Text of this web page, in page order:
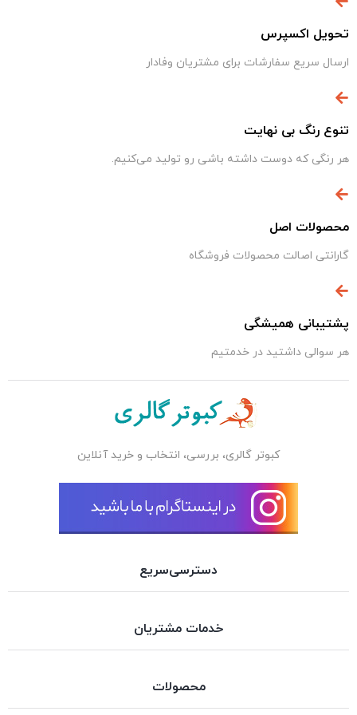
تحویل اکسپرس
ارسال سریع سفارشات برای مشتریان وفادار
تنوع رنگ بی نهایت
هر رنگی که دوست داشته باشی رو تولید می‌کنیم.
محصولات اصل
گارانتی اصالت محصولات فروشگاه
پشتیبانی همیشگی
هر سوالی داشتید در خدمتیم
کبوتر گالری، بررسی، انتخاب و خرید آنلاین
دسترسی‌سریع
خدمات مشتریان
محصولات